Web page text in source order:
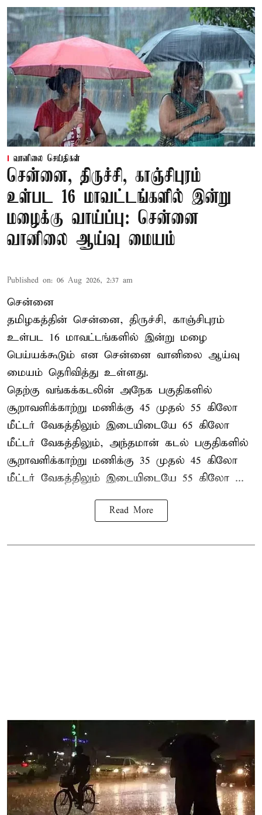
வானிலை செய்திகள்
சென்னை, திருச்சி, காஞ்சிபுரம்
உள்பட 16 மாவட்டங்களில் இன்று
மழைக்கு வாய்ப்பு: சென்னை
வானிலை ஆய்வு மையம்
Published on: 06 Aug 2026, 2:37 am
சென்னை
தமிழகத்தின் சென்னை, திருச்சி, காஞ்சிபுரம்
உள்பட 16 மாவட்டங்களில் இன்று மழை
பெய்யக்கூடும் என சென்னை வானிலை ஆய்வு
மையம் தெரிவித்து உள்ளது.
தெற்கு வங்கக்கடலின் அநேக பகுதிகளில்
சூறாவளிக்காற்று மணிக்கு 45 முதல் 55 கிலோ
மீட்டர் வேகத்திலும் இடையிடையே 65 கிலோ
மீட்டர் வேகத்திலும், அந்தமான் கடல் பகுதிகளில்
சூறாவளிக்காற்று மணிக்கு 35 முதல் 45 கிலோ
மீட்டர் வேகத்திலும் இடையிடையே 55 கிலோ ...
Read More